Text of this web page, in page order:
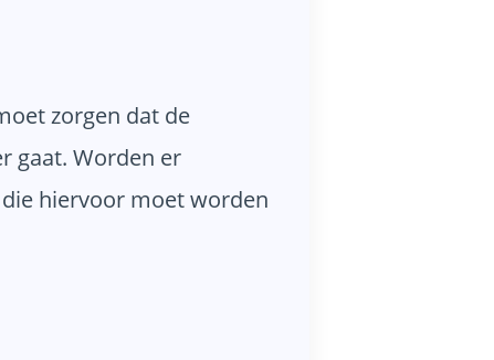
zorgen dat de
gaat. Worden er
hiervoor moet worden